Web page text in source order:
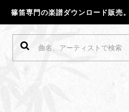
篠笛専門の楽譜ダウンロード販売